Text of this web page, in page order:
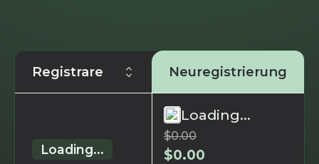
Registrare Neuregistrierung
Loading...
Loading...
$0.00
$0.00